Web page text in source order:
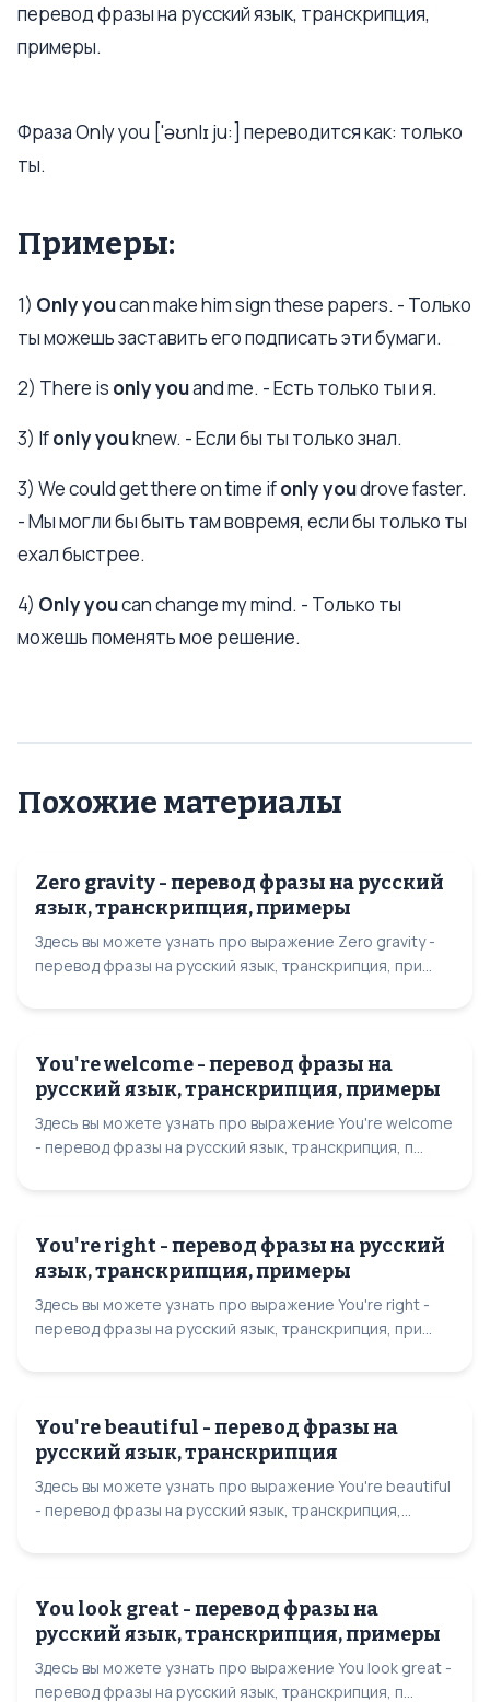
перевод фразы на русский язык, транскрипция,
примеры.
Фраза Only you ['əʊnlɪ ju:] переводится как: только
ты.
Примеры:
1) Only youcan make him sign these papers. - Только
ты можешь заставить его подписать эти бумаги.
2) There is only youand me. - Есть только ты и я.
3) Ifonly youknew. - Если бы ты только знал.
3) We could get there on time ifonly youdrove faster.
- Мы могли бы быть там вовремя, если бы только ты
ехал быстрее.
4) Only youcan change my mind. - Только ты
можешь поменять мое решение.
Похожие материалы
Zero gravity - перевод фразы на русский
язык, транскрипция, примеры
Здесь вы можете узнать про выражение Zero gravity -
перевод фразы на русский язык, транскрипция, при...
You're welcome - перевод фразы на
русский язык, транскрипция, примеры
Здесь вы можете узнать про выражение You're welcome
- перевод фразы на русский язык, транскрипция, п...
You're right - перевод фразы на русский
язык, транскрипция, примеры
Здесь вы можете узнать про выражение You're right -
перевод фразы на русский язык, транскрипция, при...
You're beautiful - перевод фразы на
русский язык, транскрипция
Здесь вы можете узнать про выражение You're beautiful
- перевод фразы на русский язык, транскрипция,...
You look great - перевод фразы на
русский язык, транскрипция, примеры
Здесь вы можете узнать про выражение You look great -
перевод фразы на русский язык, транскрипция, п...